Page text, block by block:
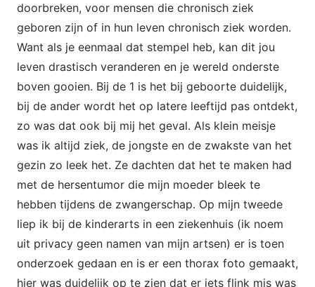
doorbreken, voor mensen die chronisch ziek
geboren zijn of in hun leven chronisch ziek worden.
Want als je eenmaal dat stempel heb, kan dit jou
leven drastisch veranderen en je wereld onderste
boven gooien. Bij de 1 is het bij geboorte duidelijk,
bij de ander wordt het op latere leeftijd pas ontdekt,
zo was dat ook bij mij het geval. Als klein meisje
was ik altijd ziek, de jongste en de zwakste van het
gezin zo leek het. Ze dachten dat het te maken had
met de hersentumor die mijn moeder bleek te
hebben tijdens de zwangerschap. Op mijn tweede
liep ik bij de kinderarts in een ziekenhuis (ik noem
uit privacy geen namen van mijn artsen) er is toen
onderzoek gedaan en is er een thorax foto gemaakt,
hier was duidelijk op te zien dat er iets flink mis was